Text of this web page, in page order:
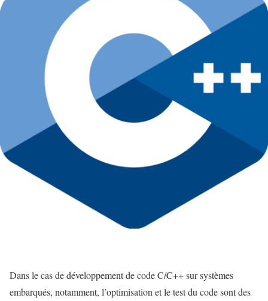
Dans le cas de développement de code C/C++ sur systèmes
embarqués, notamment, l’optimisation et le test du code sont des